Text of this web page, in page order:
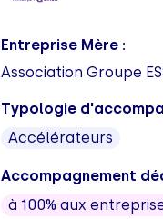
Entreprise Mère :
Association Groupe
Typologie
Accélérateurs
Accompagnement
à 100% aux